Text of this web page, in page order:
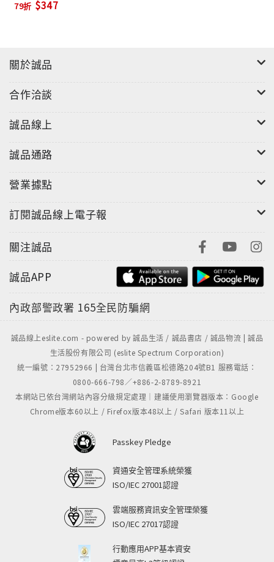
79折 $347
關於誠品
合作洽談
誠品線上
誠品通路
營業據點
訂閱誠品線上電子報
關注誠品
誠品APP
內政部警政署 165全民防騙網
誠品線上eslite.com - powered by 誠品生活 / 誠品書店 / 誠品物流 | 誠品
生活股份有限公司 (eslite Spectrum Corporation)
統一編號：27952966 | 台灣台北市信義區松德路204號B1 服務電話：
0800-666-798／+886-2-8789-8921
本網站已依台灣網站內容分級規定處理｜建議使用瀏覽器版本：Google
Chrome版本60以上 / Firefox版本48以上 / Safari 版本11以上
Passkey Pledge
資通安全管理系統榮獲
ISO/IEC 27001認證
雲端服務資訊安全管理榮獲
ISO/IEC 27017認證
行動應用APP基本資安